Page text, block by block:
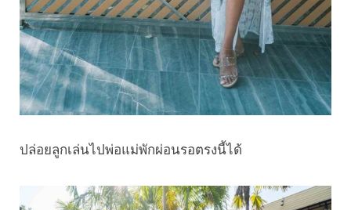
ปล่อยลูกเล่นไปพ่อแม่พักผ่อนรอตรงนี้ได้